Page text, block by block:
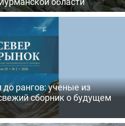
рангов: ученые из
сборник о будущем